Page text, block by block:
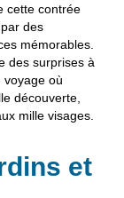
cette contrée
des
mémorables.
des surprises à
voyage où
découverte,
mille visages.
et